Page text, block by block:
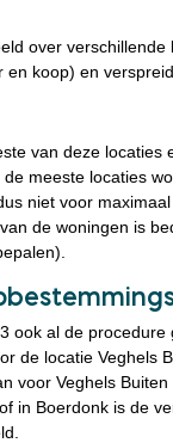
over
koop) en
van deze locaties
meeste locaties
niet voor
de woningen is
ook al de procedure
de locatie Veghels
voor Veghels
in Boerdonk is de